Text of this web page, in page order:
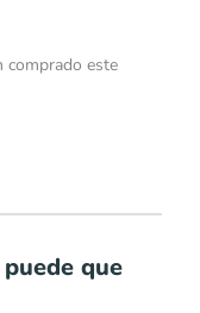
comprado este
que